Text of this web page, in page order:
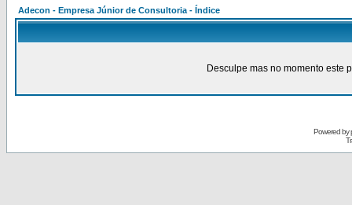
Adecon - Empresa Júnior de Consultoria - Índice
Desculpe mas no momento este
Powered by